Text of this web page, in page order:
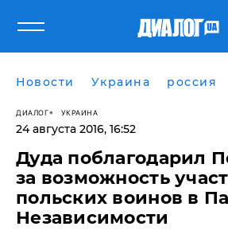
Новости Украина россия
ДИАЛОГ УКРАИНА
24 августа 2016, 16:52
Дуда поблагодарил
за возможность
польских воинов в
Независимости